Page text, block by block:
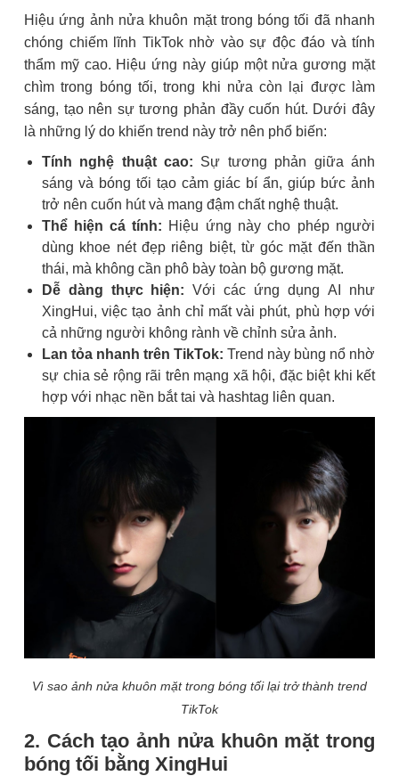
Hiệu ứng ảnh nửa khuôn mặt trong bóng tối đã nhanh
chóng chiếm lĩnh TikTok nhờ vào sự độc đáo và tính
thẩm mỹ cao. Hiệu ứng này giúp một nửa gương mặt
chìm trong bóng tối, trong khi nửa còn lại được làm
sáng, tạo nên sự tương phản đầy cuốn hút. Dưới đây
là những lý do khiến trend này trở nên phổ biến:
Tính nghệ thuật cao: Sự tương phản giữa ánh
sáng và bóng tối tạo cảm giác bí ẩn, giúp bức ảnh
trở nên cuốn hút và mang đậm chất nghệ thuật.
Thể hiện cá tính: Hiệu ứng này cho phép người
dùng khoe nét đẹp riêng biệt, từ góc mặt đến thần
thái, mà không cần phô bày toàn bộ gương mặt.
Dễ dàng thực hiện: Với các ứng dụng AI như
XingHui, việc tạo ảnh chỉ mất vài phút, phù hợp với
cả những người không rành về chỉnh sửa ảnh.
Lan tỏa nhanh trên TikTok: Trend này bùng nổ nhờ
sự chia sẻ rộng rãi trên mạng xã hội, đặc biệt khi kết
hợp với nhạc nền bắt tai và hashtag liên quan.
Vì sao ảnh nửa khuôn mặt trong bóng tối lại trở thành trend
TikTok
2. Cách tạo ảnh nửa khuôn mặt trong
bóng tối bằng XingHui